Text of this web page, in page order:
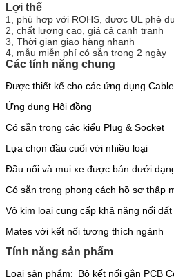
Lợi thế
1, phù hợp với ROHS, được UL phê
2, chất lượng cao, giá cả cạnh tranh
3, Thời gian giao hàng nhanh
4, mẫu miễn phí có sẵn trong 2 ngày
Các tính năng chung
Được thiết kế cho các ứng dụng
Ứng dụng Hội đồng
Có sẵn trong các kiểu Plug & Socket
Lựa chọn đầu cuối với nhiều loại
Đầu nối và mui xe được bán dưới
Có sẵn trong phong cách hồ sơ thấp
Vỏ kim loại cung cấp khả năng nối
Mates với kết nối tương thích ngành
Tính năng sản phẩm
Loại sản phẩm: Bộ kết nối gắn PCB